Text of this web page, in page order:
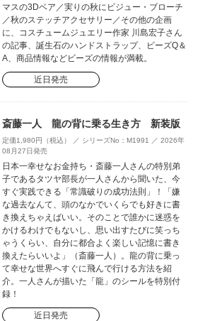
マスの3Dベア／実りの秋にビジュー・ブローチ
／秋のステッチアクセサリー／その他の企画
に、コスチュームジュエリー作家 川島宏子さん
の記事、誕生石のハンドストラップ、ビーズQ＆
A、商品情報などビーズの情報が満載。
近日発売
斎藤一人 龍の背に乗る生き方 新装版
定価1,980円（税込） ／ シリーズNo：M1991 ／ 2026年
08月27日発売
日本一幸せなお金持ち・斎藤一人さんの特別弟
子であるタツヤ部長が一人さんから聞いた、今
すぐ実践できる「常識破りの成功法則」！「嫌
な過去なんて、頭のなかでいくらでも好きに書
き換えちゃえばいい。そのことで誰かに迷惑を
かけるわけでもないし、思い出すたびに笑っち
ゃうくらい、自分に都合よく楽しい記憶に書き
換えたらいいよ」（斎藤一人）。龍の背に乗っ
て幸せな世界へすぐに飛んで行ける方法を紹
介。一人さんが描いた「龍」のシールを特別付
録！
近日発売